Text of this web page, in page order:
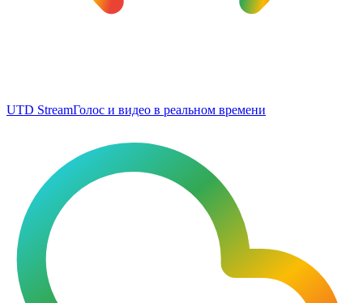
UTD StreamГолос и видео в реальном времени